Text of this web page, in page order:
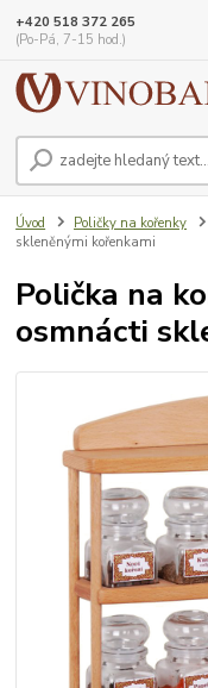
+420 518 372 265
(Po-Pá, 7-15 hod.)
Úvod Poličky na kořenky
skleněnými kořenkami
Polička na
osmnácti